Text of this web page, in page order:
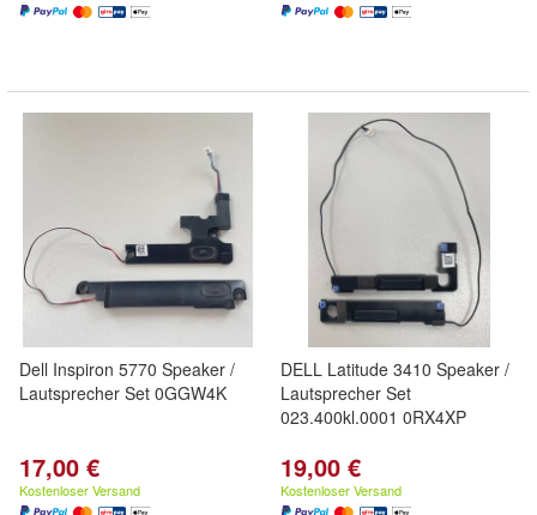
Dell Inspiron 5770 Speaker /
Lautsprecher Set 0GGW4K
17,00 €
Kostenloser Versand
DELL Latitude 3410 Speaker /
Lautsprecher Set
023.400kl.0001 0RX4XP
19,00 €
Kostenloser Versand